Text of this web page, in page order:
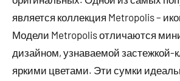
является коллекция Metropolis –
Модели Metropolis отличаются
дизайном, узнаваемой застежкой-
яркими цветами. Эти сумки